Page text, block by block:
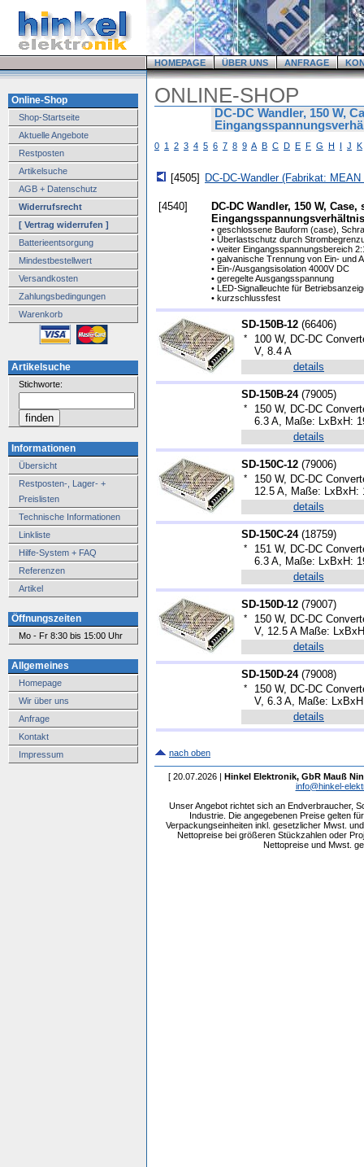
HOMEPAGE ÜBER UNS ANFRAGE
Online-Shop
Shop-Startseite
Aktuelle Angebote
Restposten
Artikelsuche
AGB + Datenschutz
Widerrufsrecht
[ Vertrag widerrufen ]
Batterieentsorgung
Mindestbestellwert
Versandkosten
Zahlungsbedingungen
Warenkorb
Artikelsuche
Stichworte:
Informationen
Übersicht
Restposten-, Lager- +
Preislisten
Technische Informationen
Linkliste
Hilfe-System + FAQ
Referenzen
Artikel
Öffnungszeiten
Mo - Fr 8:30 bis 15:00 Uhr
Allgemeines
Homepage
Wir über uns
Anfrage
Kontakt
Impressum
ONLINE-SHOP
DC-DC Wandler, 150 W,
0 1 2 3 4 5 6 7 8 9 A B C D E F G H I J K
[4505] DC-DC-Wandler (Fabrikat: MEAN
[4540]
DC-DC Wandler, 150 W,
• geschlossene Bauform (case),
• Überlastschutz durch
• weiter Eingangsspannungsbereich
• galvanische Trennung von Ein- und
• Ein-/Ausgangsisolation 4000V DC
• geregelte Ausgangsspannung
• LED-Signalleuchte für
• kurzschlussfest
SD-150B-12 (66406)
*
100 W, DC-DC
V, 8.4 A
details
SD-150B-24(79005)
*
150 W, DC-DC
6.3 A, Maße: LxBxH:
details
SD-150C-12 (79006)
*
150 W, DC-DC
12.5 A, Maße: LxBxH:
details
SD-150C-24(18759)
*
151 W, DC-DC
6.3 A, Maße: LxBxH:
details
SD-150D-12 (79007)
*
150 W, DC-DC
V, 12.5 A Maße:
details
SD-150D-24(79008)
*
150 W, DC-DC
V, 6.3 A, Maße:
details
nach oben
[ 20.07.2026 | Hinkel Elektronik, GbR Mauß
info@hinkel-
Unser Angebot richtet sich an Endverbraucher,
Industrie. Die angegebenen Preise gelten
Verpackungseinheiten inkl. gesetzlicher Mwst.
Nettopreise bei größeren Stückzahlen oder
Nettopreise und Mwst.